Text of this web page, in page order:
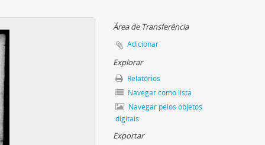
Área de Transferência
Adicionar
Explorar
Relatórios
Navegar como lista
Navegar pelos objetos
digitais
Exportar